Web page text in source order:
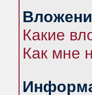
Какие
Как мне